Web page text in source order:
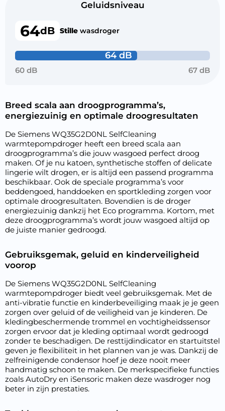
Geluidsniveau
64dB Stille wasdroger
64 dB
60 dB 67 dB
Breed scala aan droogprogramma’s,
energiezuinig en optimale droogresultaten
De Siemens WQ35G2D0NL SelfCleaning
warmtepompdroger heeft een breed scala aan
droogprogramma’s die jouw wasgoed perfect droog
maken. Of je nu katoen, synthetische stoffen of delicate
lingerie wilt drogen, er is altijd een passend programma
beschikbaar. Ook de speciale programma’s voor
beddengoed, handdoeken en sportkleding zorgen voor
optimale droogresultaten. Bovendien is de droger
energiezuinig dankzij het Eco programma. Kortom, met
deze droogprogramma’s wordt jouw wasgoed altijd op
de juiste manier gedroogd.
Gebruiksgemak, geluid en kinderveiligheid
voorop
De Siemens WQ35G2D0NL SelfCleaning
warmtepompdroger biedt veel gebruiksgemak. Met de
anti-vibratie functie en kinderbeveiliging maak je je geen
zorgen over geluid of de veiligheid van je kinderen. De
kledingbeschermende trommel en vochtigheidssensor
zorgen ervoor dat je kleding optimaal wordt gedroogd
zonder te beschadigen. De resttijdindicator en startuitstel
geven je flexibiliteit in het plannen van je was. Dankzij de
zelfreinigende condensor hoef je deze nooit meer
handmatig schoon te maken. De merkspecifieke functies
zoals AutoDry en iSensoric maken deze wasdroger nog
beter in zijn prestaties.